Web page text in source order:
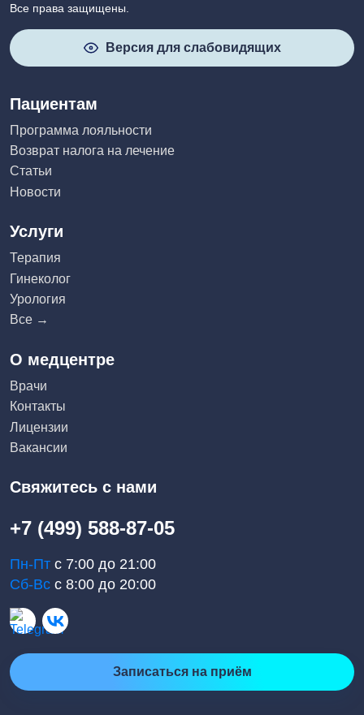
Все права защищены.
Версия для слабовидящих
Пациентам
Программа лояльности
Возврат налога на лечение
Статьи
Новости
Услуги
Терапия
Гинеколог
Урология
Все →
О медцентре
Врачи
Контакты
Лицензии
Вакансии
Свяжитесь с нами
+7 (499) 588-87-05
Пн-Пт с 7:00 до 21:00
Сб-Вс с 8:00 до 20:00
Записаться на приём